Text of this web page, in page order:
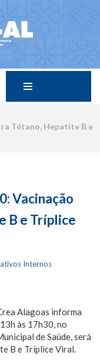
Tétano, Hepatite B e
Vacinação
B e Tríplice
Internos
Alagoas informa
às 17h30, no
de Saúde, será
B e Tríplice Viral.